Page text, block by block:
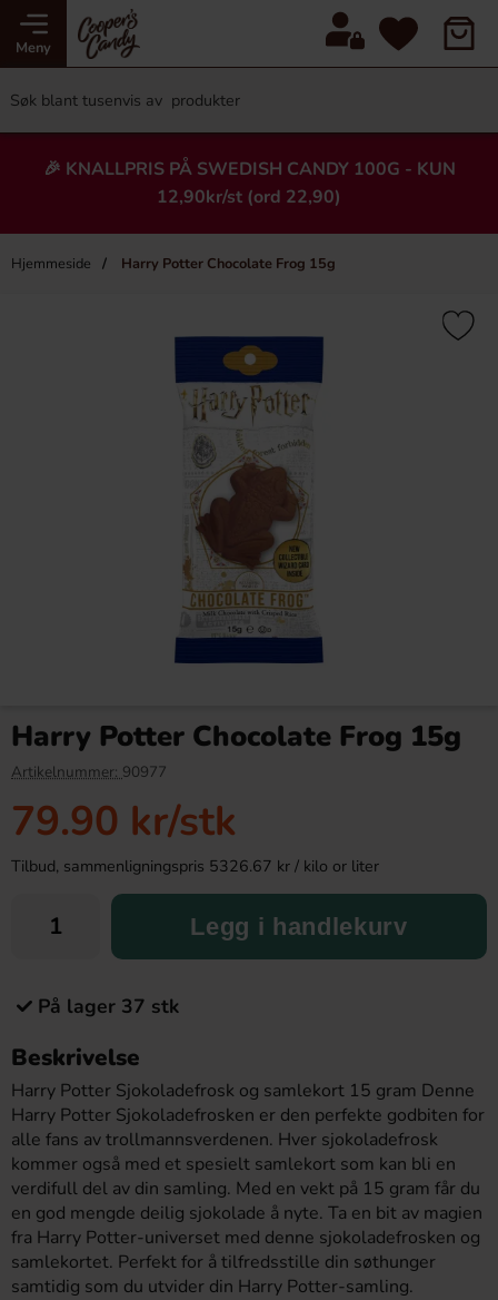
Meny
🎉 KNALLPRIS PÅ SWEDISH CANDY 100G - KUN
12,90kr/st (ord 22,90)
Hjemmeside Harry Potter Chocolate Frog 15g
Heading
×
tillsatt socker 100g
Köp
-7%
2.4kg
649.90 kr
Harry Potter Chocolate Frog 15g
Artikelnummer: 90977
79.90 kr/stk
Tilbud, sammenligningspris 5326.67 kr / kilo or liter
Legg i handlekurv
På lager 37 stk
Beskrivelse
Harry Potter Sjokoladefrosk og samlekort 15 gram Denne
Harry Potter Sjokoladefrosken er den perfekte godbiten for
alle fans av trollmannsverdenen. Hver sjokoladefrosk
kommer også med et spesielt samlekort som kan bli en
verdifull del av din samling. Med en vekt på 15 gram får du
en god mengde deilig sjokolade å nyte. Ta en bit av magien
fra Harry Potter-universet med denne sjokoladefrosken og
samlekortet. Perfekt for å tilfredsstille din søthunger
samtidig som du utvider din Harry Potter-samling.